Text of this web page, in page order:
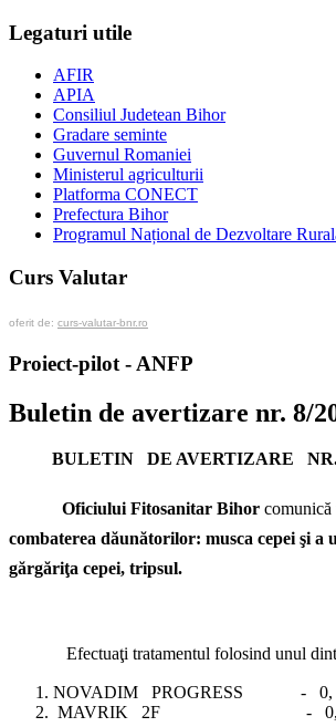
Legaturi utile
AFIR
APIA
Consiliul Judetean Bihor
Gradare seminte
Guvernul Romaniei
Ministerul agriculturii
Platforma CONECT
Prefectura Bihor
Programul Național de Dezvoltare
Curs Valutar
oferit de: curs-valutar-bnr.ro
Proiect-pilot - ANFP
Buletin de avertizare nr. 8/
BULETIN DE AVERTIZARE NR.
Oficiului Fitosanitar Bihor comunică
combaterea dăunătorilor: musca cepei şi a
gărgăriţa cepei, tripsul.
Efectuaţi tratamentul folosind unul
NOVADIM PROGRESS - 0,
MAVRIK 2F - 0,